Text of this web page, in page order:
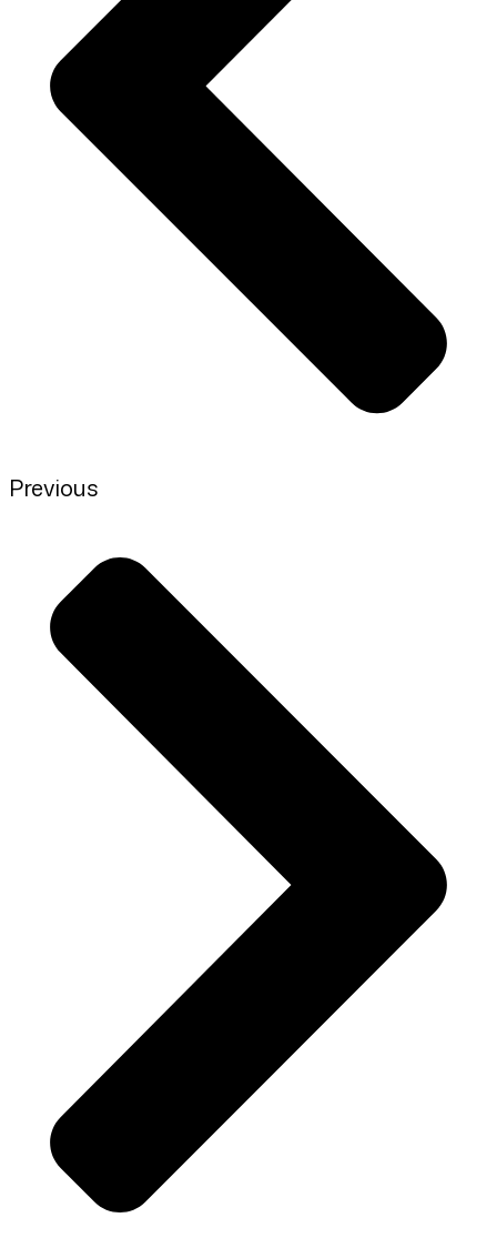
Previous